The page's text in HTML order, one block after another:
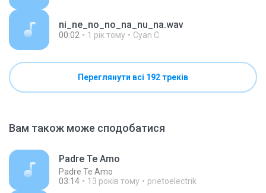
ni_ne_no_no_na_nu_na.wav
00:02 1 рік тому Cyan C.
Переглянути всі 192 треків
Вам також може сподобатися
Padre Te Amo
Padre Te Amo
03:14
13 років тому prietoelectrik